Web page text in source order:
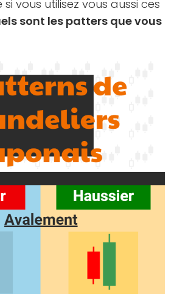
vous utilisez vous aussi ces
sont les patters que vous